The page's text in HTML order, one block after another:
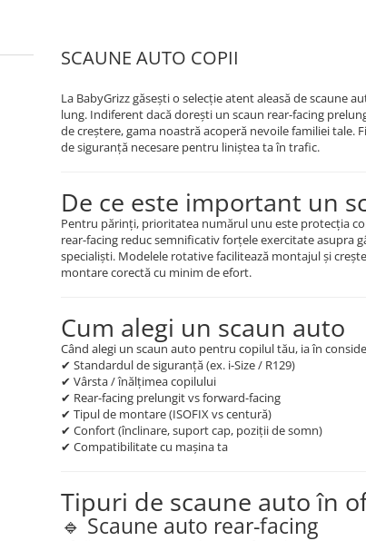
SCAUNE AUTO COPII
La BabyGrizz găsești o selecție atent aleasă de
lung. Indiferent dacă dorești un scaun rear-facing
de creștere, gama noastră acoperă nevoile familiei tale.
de siguranță necesare pentru liniștea ta în trafic.
De ce este important un
Pentru părinți, prioritatea numărul unu este protecția
rear-facing reduc semnificativ forțele exercitate asupra
specialiști. Modelele rotative facilitează montajul și
montare corectă cu minim de efort.
Cum alegi un scaun auto
Când alegi un scaun auto pentru copilul tău, ia în
✔ Standardul de siguranță (ex. i-Size / R129)
✔ Vârsta / înălțimea copilului
✔ Rear-facing prelungit vs forward-facing
✔ Tipul de montare (ISOFIX vs centură)
✔ Confort (înclinare, suport cap, poziții de somn)
✔ Compatibilitate cu mașina ta
Tipuri de scaune auto în
🔹 Scaune auto rear-facing